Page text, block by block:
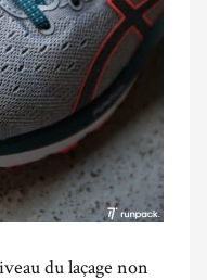
du laçage non